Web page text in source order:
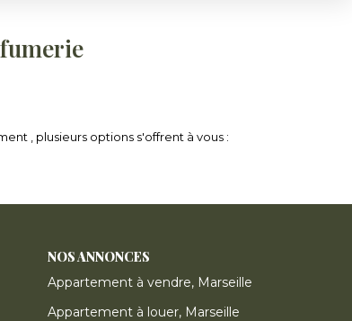
, plusieurs options s'offrent à vous :
NOS ANNONCES
Appartement à vendre, Marseille
Appartement à louer, Marseille